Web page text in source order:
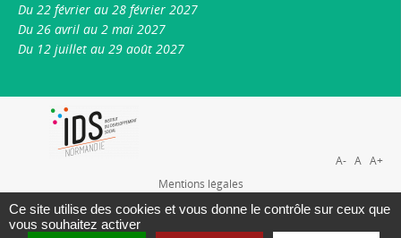
Du 22 février au 28 février 2027
Du 26 avril au 2 mai 2027
Du 12 juillet au 29 août 2027
Mentions légales
Plan du site
Nous contacter
A- A A+
Ce site utilise des cookies et vous donne le contrôle sur ceux que
vous souhaitez activer